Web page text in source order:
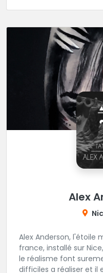
Alex
Alex Anderson,
france, installé sur Nice, 2 rue pertinax. Le portrait et
le réalisme font
difficiles a réaliser et il